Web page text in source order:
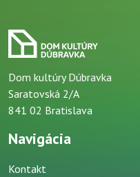
Dom kultúry Dúbravka
Saratovská 2/A
841 02 Bratislava
Navigácia
Kontakt